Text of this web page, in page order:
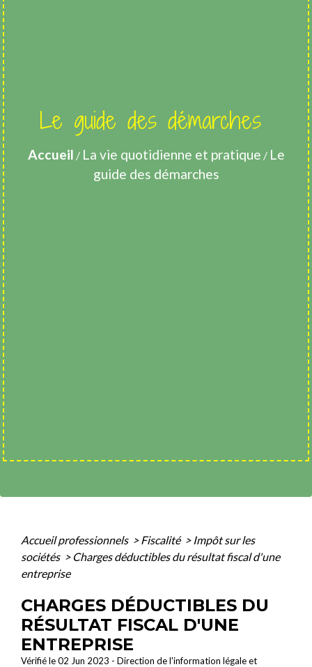
Le guide des démarches
Accueil / La vie quotidienne et pratique / Le
guide des démarches
Accueil professionnels > Fiscalité > Impôt sur les
sociétés > Charges déductibles du résultat fiscal d'une
entreprise
CHARGES DÉDUCTIBLES DU
RÉSULTAT FISCAL D'UNE
ENTREPRISE
Vérifié le 02 Jun 2023 - Direction de l'information légale et